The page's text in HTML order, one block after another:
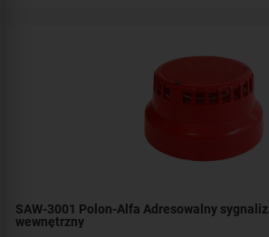
SAW-3001 Polon-Alfa Adresowalny
wewnętrzny